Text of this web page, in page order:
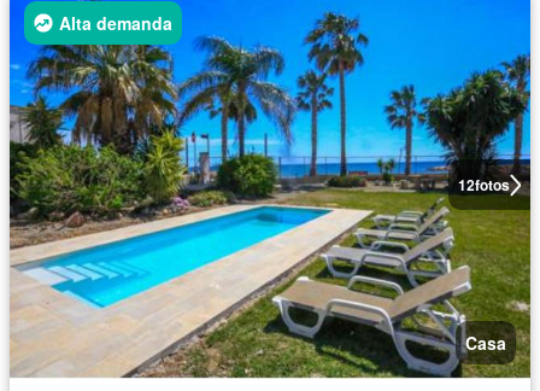
12fotos
Alta demanda
Casa